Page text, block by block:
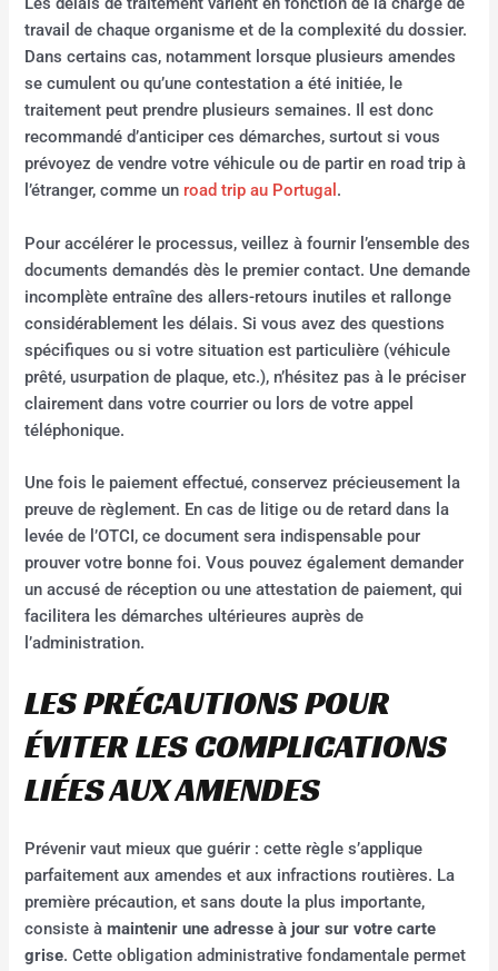
travail de chaque organisme et de la complexité du dossier.
Dans certains cas, notamment lorsque plusieurs amendes
se cumulent ou qu’une contestation a été initiée, le
traitement peut prendre plusieurs semaines. Il est donc
recommandé d’anticiper ces démarches, surtout si vous
prévoyez de vendre votre véhicule ou de partir en road trip à
l’étranger, comme un road trip au Portugal .
Pour accélérer le processus, veillez à fournir l’ensemble des
documents demandés dès le premier contact. Une demande
incomplète entraîne des allers-retours inutiles et rallonge
considérablement les délais. Si vous avez des questions
spécifiques ou si votre situation est particulière (véhicule
prêté, usurpation de plaque, etc.), n’hésitez pas à le préciser
clairement dans votre courrier ou lors de votre appel
téléphonique.
Une fois le paiement effectué, conservez précieusement la
preuve de règlement. En cas de litige ou de retard dans la
levée de l’OTCI, ce document sera indispensable pour
prouver votre bonne foi. Vous pouvez également demander
un accusé de réception ou une attestation de paiement, qui
facilitera les démarches ultérieures auprès de
l’administration.
LES PRÉCAUTIONS POUR
ÉVITER LES COMPLICATIONS
LIÉES AUX AMENDES
Prévenir vaut mieux que guérir : cette règle s’applique
parfaitement aux amendes et aux infractions routières. La
première précaution, et sans doute la plus importante,
consiste àmaintenir une adresse à jour sur votre carte
grise. Cette obligation administrative fondamentale permet